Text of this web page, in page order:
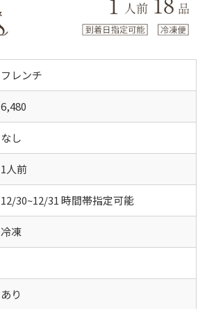
フレンチ
6,480
なし
1人前
12/30~12/31 時間帯指定可能
冷凍
あり